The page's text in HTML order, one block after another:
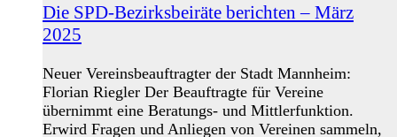
Die SPD-Bezirksbeiräte berichten – März
2025
Neuer Vereinsbeauftragter der Stadt Mannheim:
Florian Riegler Der Beauftragte für Vereine
übernimmt eine Beratungs- und Mittlerfunktion.
Erwird Fragen und Anliegen von Vereinen sammeln,